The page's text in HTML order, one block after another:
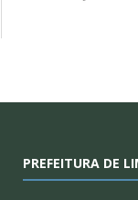
PREFEITURA DE